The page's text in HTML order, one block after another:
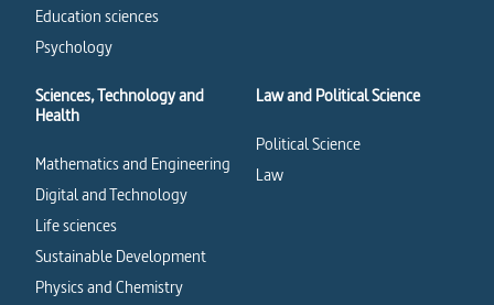
Education sciences
Psychology
Sciences, Technology and
Health
Mathematics and Engineering
Digital and Technology
Life sciences
Sustainable Development
Physics and Chemistry
Law and Political Science
Political Science
Law